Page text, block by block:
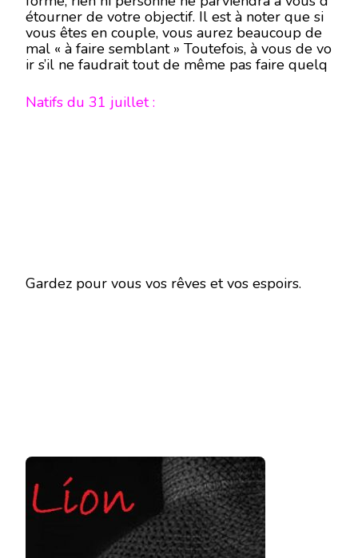
étourner de votre objectif. Il est à noter que si
vous êtes en couple, vous aurez beaucoup de
mal « à faire semblant » Toutefois, à vous de vo
ir s’il ne faudrait tout de même pas faire quelq
de votre duo.
Natifs du 31 juillet :
Gardez pour vous vos rêves et vos espoirs.